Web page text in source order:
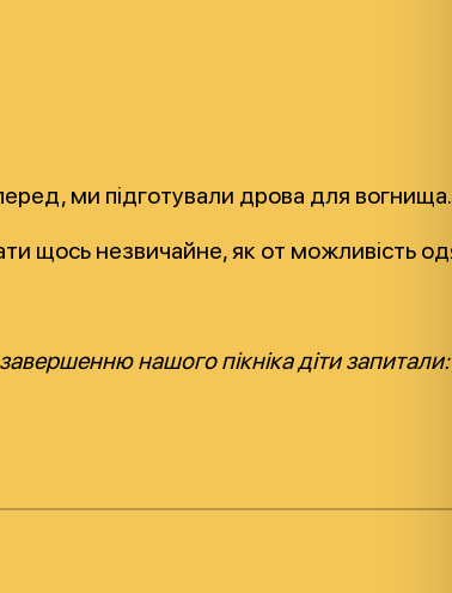
ми підготували дрова для
щось незвичайне, як от
нашого пікніка діти